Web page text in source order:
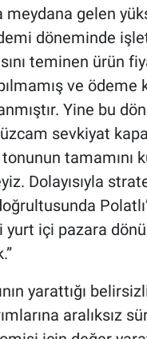
meydana gelen
döneminde
teminen ürün
ve ödeme
Yine bu
sevkiyat
tamamını
Dolayısıyla
yurt içi pazara
yarattığı
aralıksız